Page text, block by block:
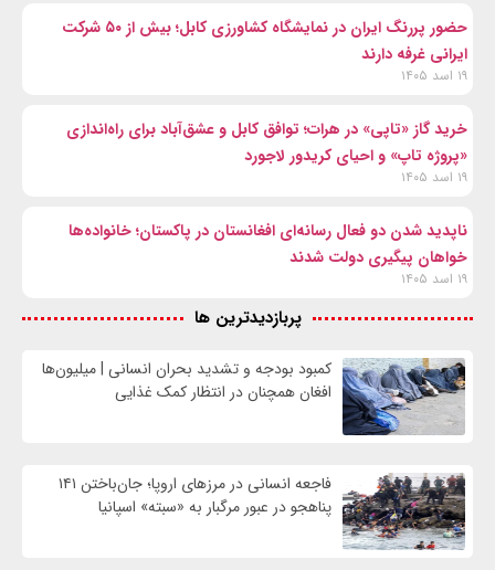
حضور پررنگ ایران در نمایشگاه کشاورزی کابل؛ بیش از ۵۰ شرکت
ایرانی غرفه دارند
۱۹ اسد ۱۴۰۵
خرید گاز «تاپی» در هرات؛ توافق کابل و عشق‌آباد برای راه‌اندازی
«پروژه تاپ» و احیای کریدور لاجورد
۱۹ اسد ۱۴۰۵
ناپدید شدن دو فعال رسانه‌ای افغانستان در پاکستان؛ خانواده‌ها
خواهان پیگیری دولت شدند
۱۹ اسد ۱۴۰۵
پربازدیدترین ها
کمبود بودجه و تشدید بحران انسانی | میلیون‌ها
افغان همچنان در انتظار کمک غذایی
فاجعه انسانی در مرزهای اروپا؛ جان‌باختن ۱۴۱
پناهجو در عبور مرگبار به «سبته» اسپانیا